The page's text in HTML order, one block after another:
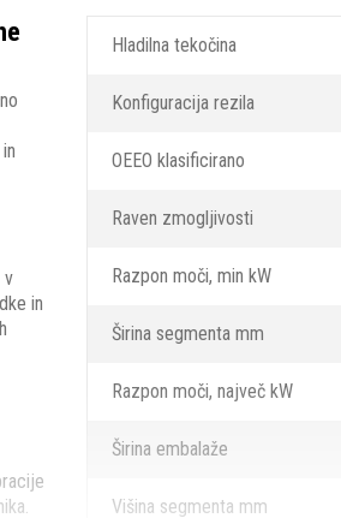
v
in
Hladilna tekočina
Konfiguracija rezila
OEEO klasificirano
Raven zmogljivosti
Razpon moči, min kW
Širina segmenta mm
Razpon moči, največ kW
Širina embalaže
Višina segmenta mm